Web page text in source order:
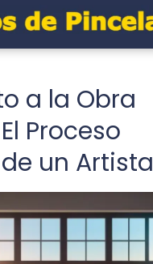
a la Obra
Proceso
un Artista